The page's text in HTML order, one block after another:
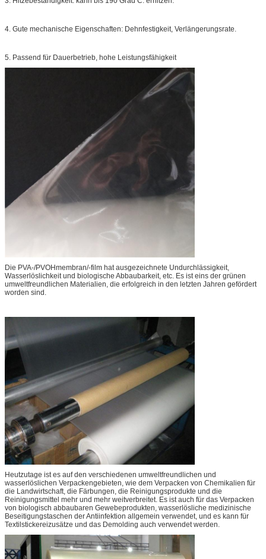
4. Gute mechanische Eigenschaften: Dehnfestigkeit, Verlängerungsrate.
5. Passend für Dauerbetrieb, hohe Leistungsfähigkeit
Die PVA-/PVOHmembran/-film hat ausgezeichnete Undurchlässigkeit,
Wasserlöslichkeit und biologische Abbaubarkeit, etc. Es ist eins der grünen
umweltfreundlichen Materialien, die erfolgreich in den letzten Jahren gefördert
worden sind.
Heutzutage ist es auf den verschiedenen umweltfreundlichen und
wasserlöslichen Verpackengebieten, wie dem Verpacken von Chemikalien für
die Landwirtschaft, die Färbungen, die Reinigungsprodukte und die
Reinigungsmittel mehr und mehr weitverbreitet. Es ist auch für das Verpacken
von biologisch abbaubaren Gewebeprodukten, wasserlösliche medizinische
Beseitigungstaschen der Antiinfektion allgemein verwendet, und es kann für
Textilstickereizusätze und das Demolding auch verwendet werden.